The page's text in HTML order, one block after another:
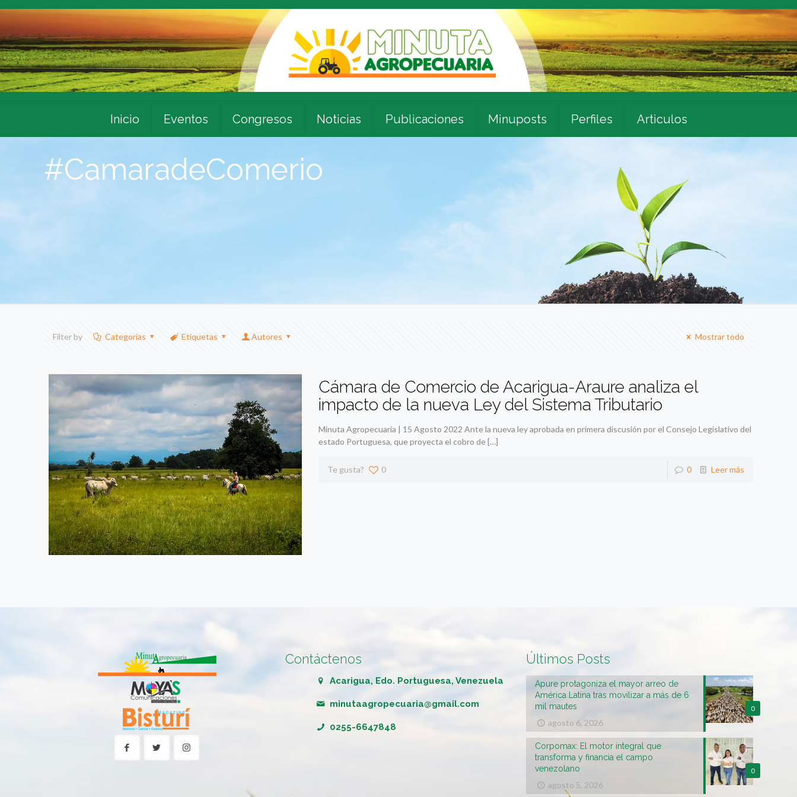
Inicio Eventos Congresos Noticias Publicaciones Minuposts Perfiles Articulos
#CamaradeComerio
Filter by Categorias Etiquetas Autores Mostrar todo
Cámara de Comercio de Acarigua-Araure analiza el
impacto de la nueva Ley del Sistema Tributario
Minuta Agropecuaria | 15 Agosto 2022 Ante la nueva ley aprobada en primera discusión por el Consejo Legislativo del
estado Portuguesa, que proyecta el cobro de[…]
Te gusta? 0 0 Leer más
Contáctenos
Acarigua, Edo. Portuguesa, Venezuela
minutaagropecuaria@gmail.com
0255-6647848
Últimos Posts
0
Apure protagoniza el mayor arreo de
América Latina tras movilizar a más de 6
mil mautes
agosto 6, 2026
0
Corpomax: El motor integral que
transforma y financia el campo
venezolano
agosto 5, 2026